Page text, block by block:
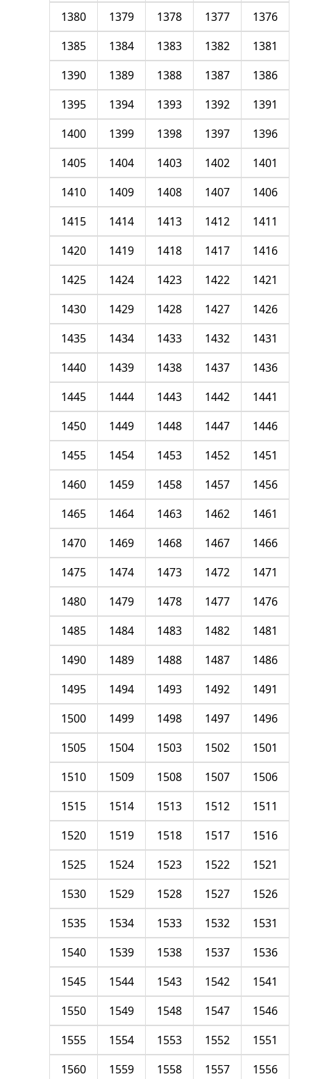
1376
1377
1378
1379
1380
1381
1382
1383
1384
1385
1386
1387
1388
1389
1390
1391
1392
1393
1394
1395
1396
1397
1398
1399
1400
1401
1402
1403
1404
1405
1406
1407
1408
1409
1410
1411
1412
1413
1414
1415
1416
1417
1418
1419
1420
1421
1422
1423
1424
1425
1426
1427
1428
1429
1430
1431
1432
1433
1434
1435
1436
1437
1438
1439
1440
1441
1442
1443
1444
1445
1446
1447
1448
1449
1450
1451
1452
1453
1454
1455
1456
1457
1458
1459
1460
1461
1462
1463
1464
1465
1466
1467
1468
1469
1470
1471
1472
1473
1474
1475
1476
1477
1478
1479
1480
1481
1482
1483
1484
1485
1486
1487
1488
1489
1490
1491
1492
1493
1494
1495
1496
1497
1498
1499
1500
1501
1502
1503
1504
1505
1506
1507
1508
1509
1510
1511
1512
1513
1514
1515
1516
1517
1518
1519
1520
1521
1522
1523
1524
1525
1526
1527
1528
1529
1530
1531
1532
1533
1534
1535
1536
1537
1538
1539
1540
1541
1542
1543
1544
1545
1546
1547
1548
1549
1550
1551
1552
1553
1554
1555
1556
1557
1558
1559
1560